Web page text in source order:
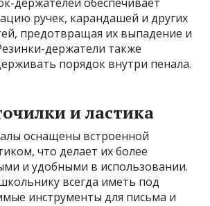
ручек, карандашей и других
предотвращая их выпадение и
держатели также
порядок внутри пенала.
и ластика
оснащены встроенной
что делает их более
и удобными в использовании.
всегда иметь под
инструменты для письма и